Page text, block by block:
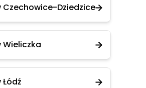
Czechowice-Dziedzice
Wieliczka
Łódź